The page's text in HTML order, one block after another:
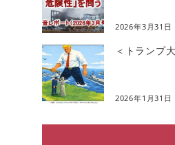
2026年3月31日
＜トランプ
2026年1月31日